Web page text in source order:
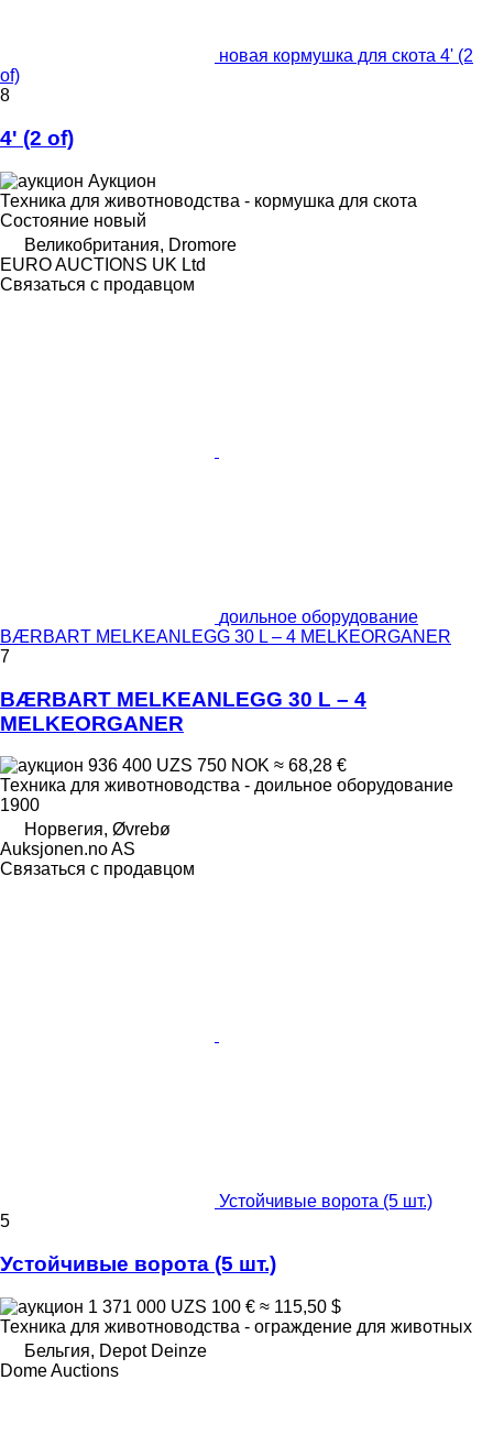
новая кормушка для скота 4' (2
of)
8
4' (2 of)
Аукцион
Техника для животноводства - кормушка для скота
Состояние новый
Великобритания, Dromore
EURO AUCTIONS UK Ltd
Связаться с продавцом
доильное оборудование
BÆRBART MELKEANLEGG 30 L – 4 MELKEORGANER
7
BÆRBART MELKEANLEGG 30 L – 4
MELKEORGANER
936 400 UZS 750 NOK ≈ 68,28 €
Техника для животноводства - доильное оборудование
1900
Норвегия, Øvrebø
Auksjonen.no AS
Связаться с продавцом
Устойчивые ворота (5 шт.)
5
Устойчивые ворота (5 шт.)
1 371 000 UZS 100 € ≈ 115,50 $
Техника для животноводства - ограждение для животных
Бельгия, Depot Deinze
Dome Auctions